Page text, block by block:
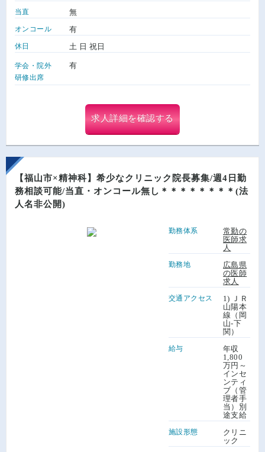
当直 無
オンコール 有
休日 土 日 祝日
学会・院外
研修出席
有
求人詳細を確認する
【福山市×精神科】希少なクリニック院長募集/週4日勤
務相談可能/当直・オンコール無し＊＊＊＊＊＊＊＊(法
人名非公開)
勤務体系
常勤の
医師求
人
勤務地
広島県
の医師
求人
交通アクセス
1) ＪＲ
山陽本
線（岡
山-下
関）
給与
年収
1,800
万円～
インセ
ンティ
ブ（管
理者手
当）別
途支給
施設形態
クリニ
ック